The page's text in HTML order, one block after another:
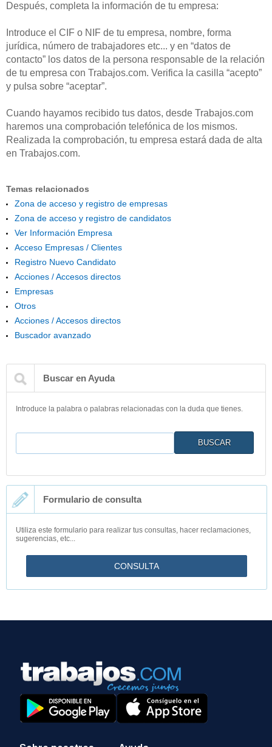
Después, completa la información de tu empresa:
Introduce el CIF o NIF de tu empresa, nombre, forma
jurídica, número de trabajadores etc... y en “datos de
contacto” los datos de la persona responsable de la relación
de tu empresa con Trabajos.com. Verifica la casilla “acepto”
y pulsa sobre “aceptar”.
Cuando hayamos recibido tus datos, desde Trabajos.com
haremos una comprobación telefónica de los mismos.
Realizada la comprobación, tu empresa estará dada de alta
en Trabajos.com.
Temas relacionados
Zona de acceso y registro de empresas
Zona de acceso y registro de candidatos
Ver Información Empresa
Acceso Empresas / Clientes
Registro Nuevo Candidato
Acciones / Accesos directos
Empresas
Otros
Acciones / Accesos directos
Buscador avanzado
Buscar en Ayuda
Introduce la palabra o palabras relacionadas con la duda que tienes.
Buscar
Formulario de consulta
Utiliza este formulario para realizar tus consultas, hacer reclamaciones,
sugerencias, etc...
CONSULTA